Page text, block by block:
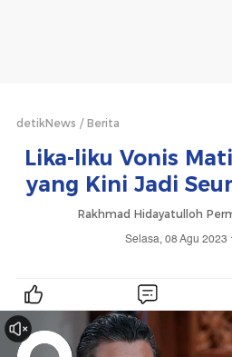
detikNews Berita
Lika-liku Vonis
yang Kini Jadi
Rakhmad Hidayatulloh
Selasa, 08 Agu 2023